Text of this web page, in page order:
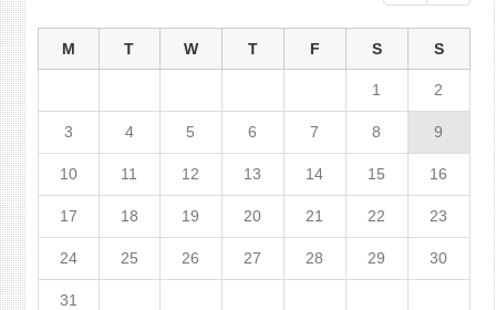
M T W T F S S
1 2
3 4 5 6 7 8 9
10 11 12 13 14 15 16
17 18 19 20 21 22 23
24 25 26 27 28 29 30
31